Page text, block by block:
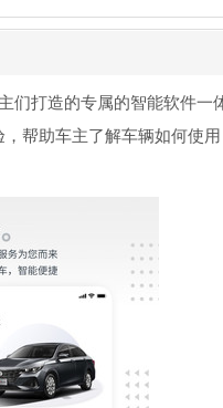
们打造的专属的智能软件一
帮助车主了解车辆如何使